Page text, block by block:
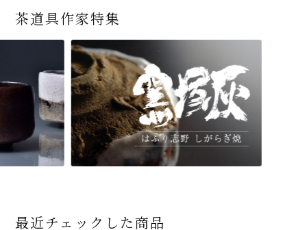
茶道具作家特集
最近チェックした商品